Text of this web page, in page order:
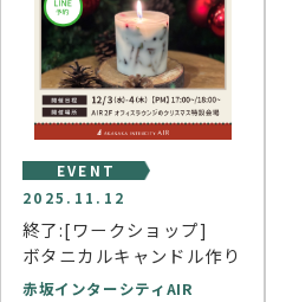
EVENT
2025.11.12
終了:[ワークショップ]
ボタニカルキャンドル作り
赤坂インターシティAIR